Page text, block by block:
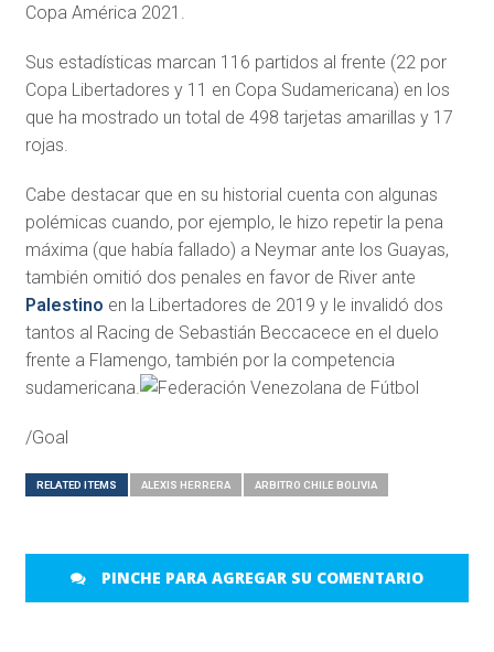
Copa América 2021.
Sus estadísticas marcan 116 partidos al frente (22 por
Copa Libertadores y 11 en Copa Sudamericana) en los
que ha mostrado un total de 498 tarjetas amarillas y 17
rojas.
Cabe destacar que en su historial cuenta con algunas
polémicas cuando, por ejemplo, le hizo repetir la pena
máxima (que había fallado) a Neymar ante los Guayas,
también omitió dos penales en favor de River ante
Palestino en la Libertadores de 2019 y le invalidó dos
tantos al Racing de Sebastián Beccacece en el duelo
frente a Flamengo, también por la competencia
sudamericana.
/Goal
RELATED ITEMS ALEXIS HERRERA ARBITRO CHILE BOLIVIA
PINCHE PARA AGREGAR SU COMENTARIO